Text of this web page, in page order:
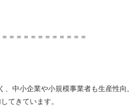
＝＝＝＝＝＝＝＝＝＝＝
、中小企業や小規模事業者も生産性向
てきています。